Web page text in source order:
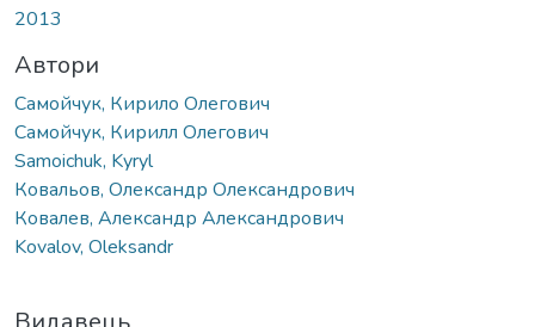
2013
Автори
Самойчук, Кирило Олегович
Самойчук, Кирилл Олегович
Samoichuk, Kyryl
Ковальов, Олександр Олександрович
Ковалев, Александр Александрович
Kovalov, Oleksandr